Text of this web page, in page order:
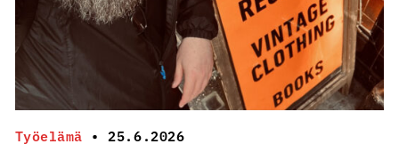
Työelämä • 25.6.2026